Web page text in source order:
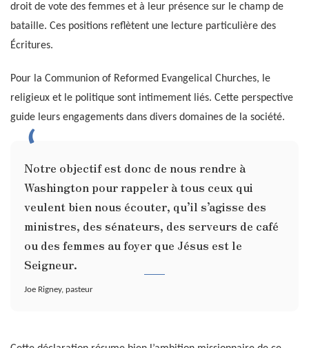
droit de vote des femmes et à leur présence sur le champ de
bataille. Ces positions reflètent une lecture particulière des
Écritures.
Pour la Communion of Reformed Evangelical Churches, le
religieux et le politique sont intimement liés. Cette perspective
guide leurs engagements dans divers domaines de la société.
Notre objectif est donc de nous rendre à
Washington pour rappeler à tous ceux qui
veulent bien nous écouter, qu’il s’agisse des
ministres, des sénateurs, des serveurs de café
ou des femmes au foyer que Jésus est le
Seigneur.
Joe Rigney, pasteur